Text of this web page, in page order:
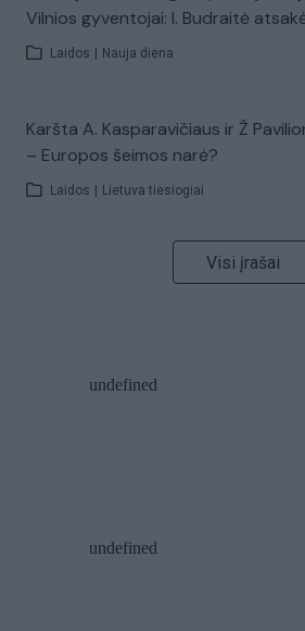
Vilnios gyventojai: I. Budraitė
Laidos Nauja diena
Karšta A. Kasparavičiaus ir Ž
– Europos šeimos narė?
Laidos Lietuva tiesiogiai
Visi įrašai